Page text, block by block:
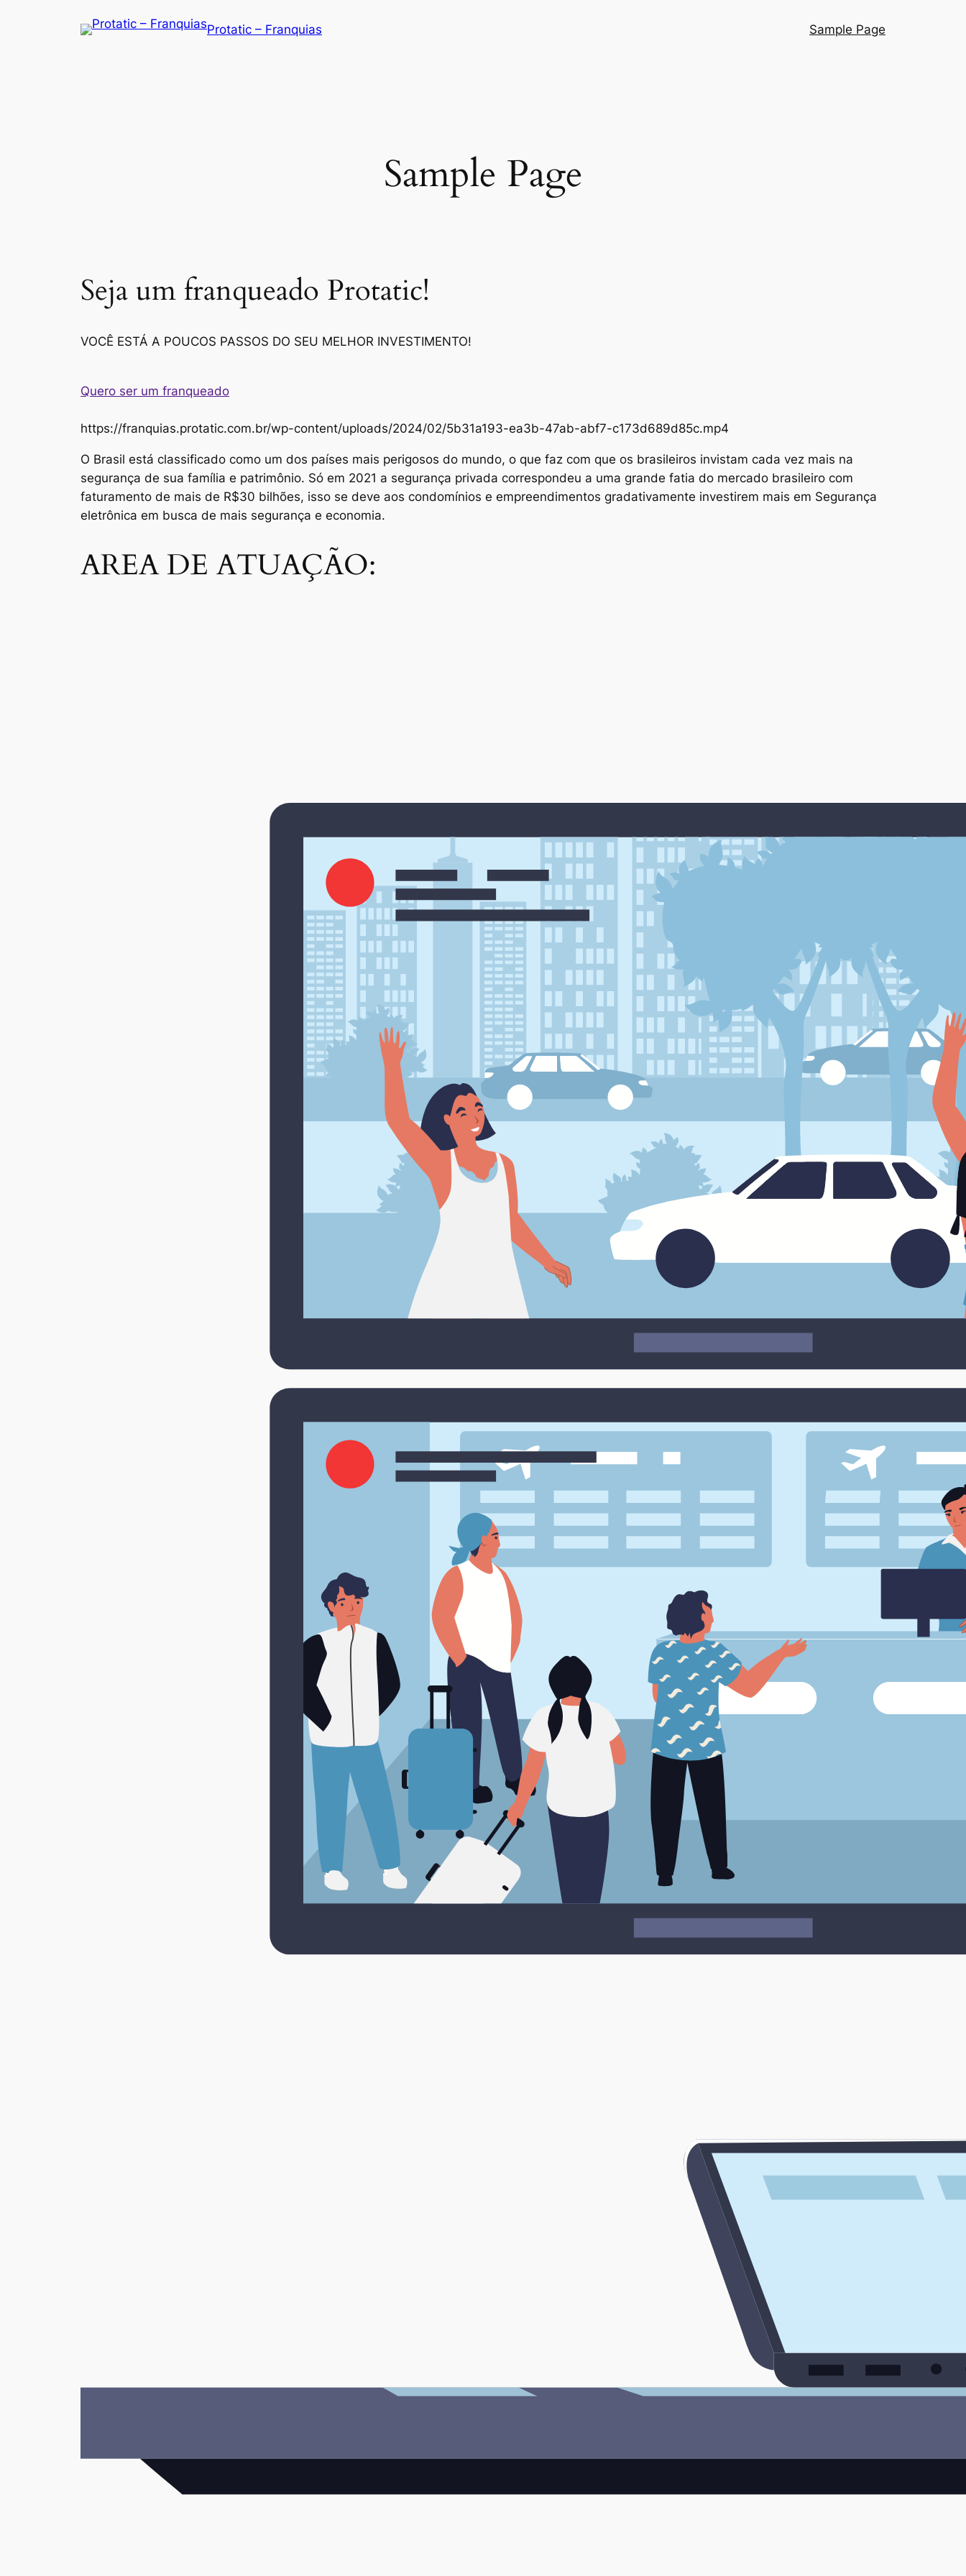
Protatic – Franquias Sample Page
Sample Page
Seja um franqueado Protatic!
VOCÊ ESTÁ A POUCOS PASSOS DO SEU MELHOR INVESTIMENTO!
Quero ser um franqueado
https://franquias.protatic.com.br/wp-content/uploads/2024/02/5b31a193-ea3b-47ab-abf7-c173d689d85c.mp4
O Brasil está classificado como um dos países mais perigosos do mundo, o que faz com que os brasileiros invistam cada vez mais na
segurança de sua família e patrimônio. Só em 2021 a segurança privada correspondeu a uma grande fatia do mercado brasileiro com
faturamento de mais de R$30 bilhões, isso se deve aos condomínios e empreendimentos gradativamente investirem mais em Segurança
eletrônica em busca de mais segurança e economia.
AREA DE ATUAÇÃO: